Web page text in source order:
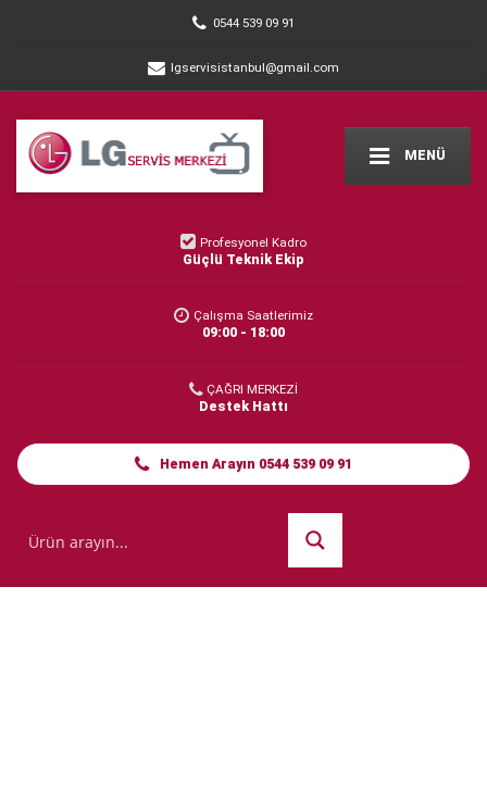
0544 539 09 91
lgservisistanbul@gmail.com
MENÜ
Profesyonel Kadro
Güçlü Teknik Ekip
Çalışma Saatlerimiz
09:00 - 18:00
ÇAĞRI MERKEZİ
Destek Hattı
Hemen Arayın 0544 539 09 91